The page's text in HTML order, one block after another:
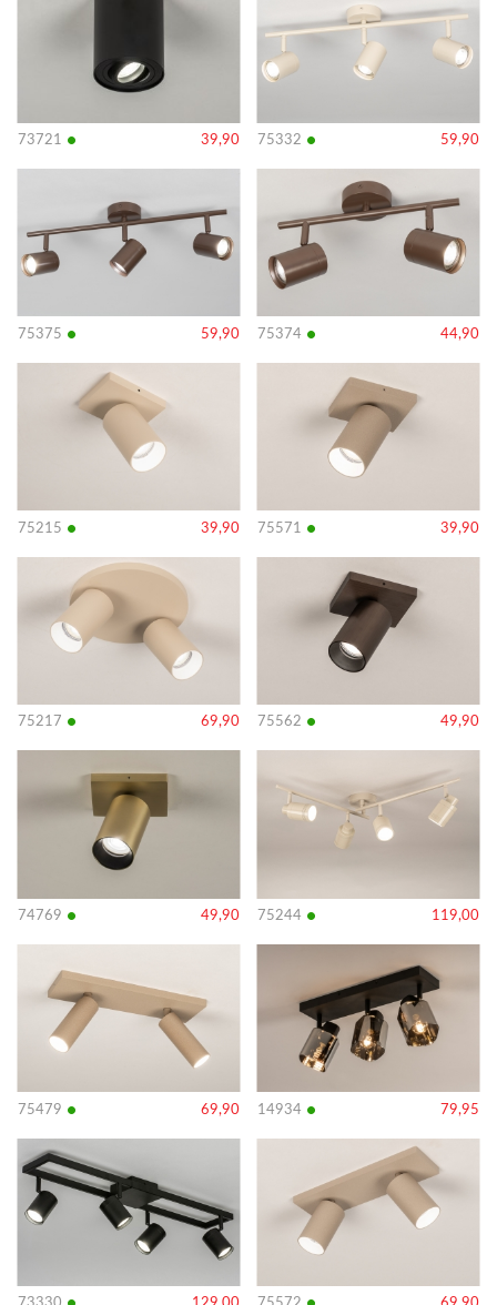
73721 • 39,90 75332 • 59,90
75375 • 59,90
Bekijk
75374 • 44,90
Bekijk
75215 • 39,90
Bekijk
75571 • 39,90
Bekijk
75217 • 69,90
Bekijk
75562 • 49,90
Bekijk
74769 • 49,90 75244 • 119,00
75479 • 69,90
Bekijk
14934 • 79,95
Bekijk
Bekijk
details
Bekijk